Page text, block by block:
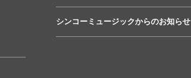
シンコーミュージックからのお知らせ